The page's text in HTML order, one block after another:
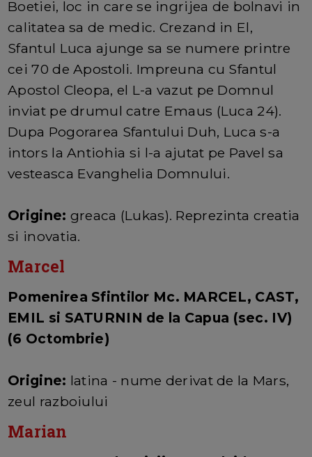
Boetiei, loc in care se ingrijea de bolnavi in
calitatea sa de medic. Crezand in El,
Sfantul Luca ajunge sa se numere printre
cei 70 de Apostoli. Impreuna cu Sfantul
Apostol Cleopa, el L-a vazut pe Domnul
inviat pe drumul catre Emaus (Luca 24).
Dupa Pogorarea Sfantului Duh, Luca s-a
intors la Antiohia si l-a ajutat pe Pavel sa
vesteasca Evanghelia Domnului.
Origine: greaca (Lukas). Reprezinta creatia
si inovatia.
Marcel
Pomenirea Sfintilor Mc. MARCEL, CAST,
EMIL si SATURNIN de la Capua (sec. IV)
(6 Octombrie)
Origine: latina - nume derivat de la Mars,
zeul razboiului
Marian